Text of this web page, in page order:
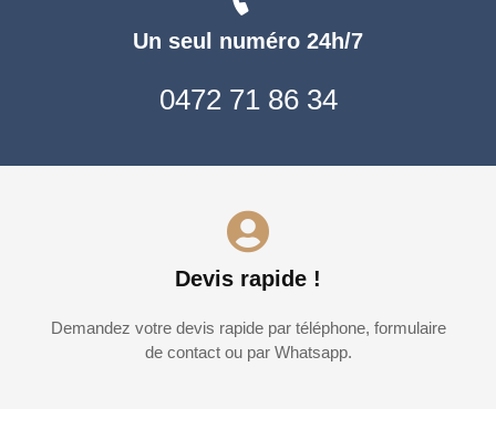
Un seul numéro 24h/7
0472 71 86 34
Devis rapide !
Demandez votre devis rapide par téléphone, formulaire
de contact ou par Whatsapp.